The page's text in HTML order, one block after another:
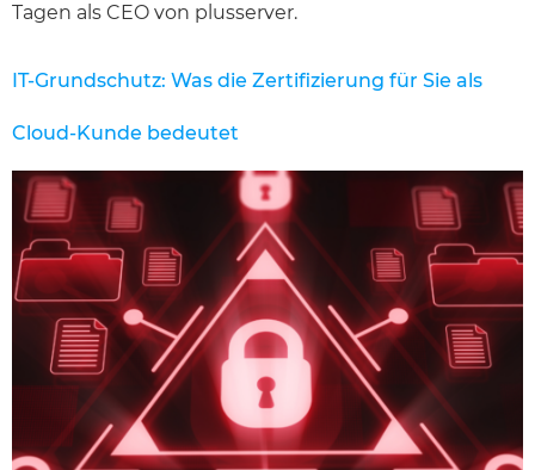
Tagen als CEO von plusserver.
IT-Grundschutz: Was die Zertifizierung für Sie als
Cloud-Kunde bedeutet